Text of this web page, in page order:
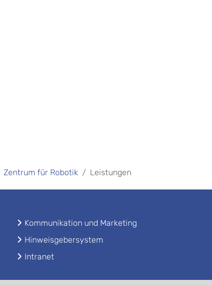
Zentrum für Robotik Leistungen
Kommunikation und Marketing
Hinweisgebersystem
Intranet